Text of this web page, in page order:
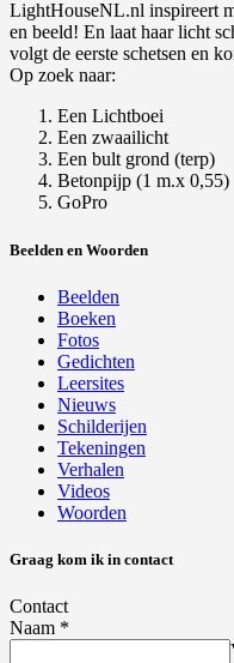
LightHouseNL.nl inspireert
en beeld! En laat haar licht
volgt de eerste schetsen en
Op zoek naar:
Een Lichtboei
Een zwaailicht
Een bult grond (terp)
Betonpijp (1 m.x 0,55)
GoPro
Beelden en Woorden
Beelden
Boeken
Fotos
Gedichten
Leersites
Nieuws
Schilderijen
Tekeningen
Verhalen
Videos
Woorden
Graag kom ik in contact
Contact
Naam *